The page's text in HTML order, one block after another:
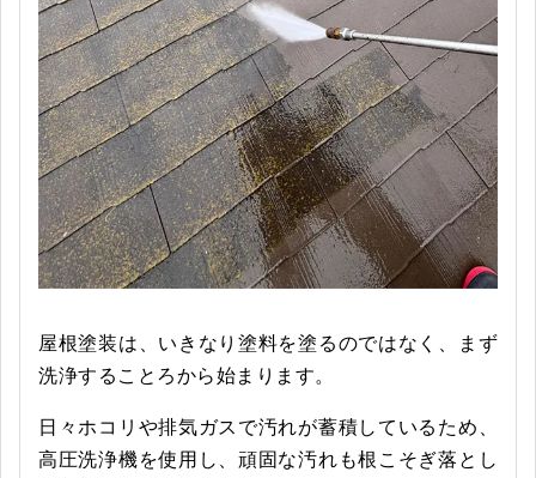
屋根塗装は、いきなり塗料を塗るのではなく、まず
洗浄することろから始まります。
日々ホコリや排気ガスで汚れが蓄積しているため、
高圧洗浄機を使用し、頑固な汚れも根こそぎ落とし